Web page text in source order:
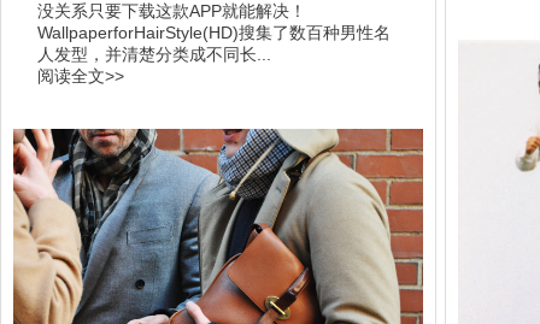
没关系只要下载这款APP就能解决！
WallpaperforHairStyle(HD)搜集了数百种男性名
人发型，并清楚分类成不同长...
阅读全文>>